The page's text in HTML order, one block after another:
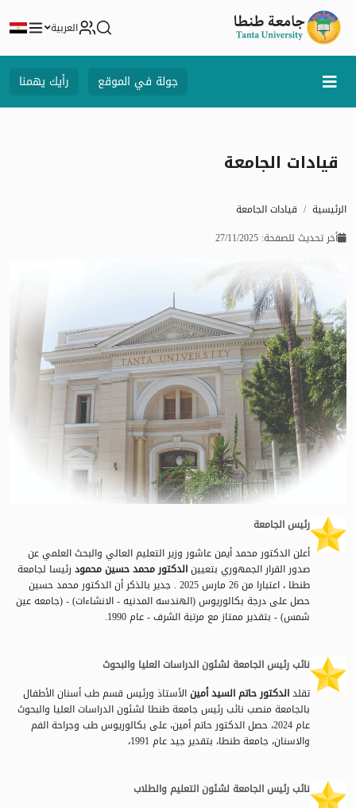
العربية
جولة في الموقع رأيك يهمنا
قيادات الجامعة
الرئيسية
قيادات الجامعة
أخر تحديث للصفحة: 27/11/2025
رئيس الجامعة
أعلن الدكتور محمد أيمن عاشور وزير التعليم العالي والبحث العلمي عن
صدور القرار الجمهوري بتعيينالدكتور محمد حسين محمود رئيسا لجامعة
طنطا ، اعتبارا من 26 مارس 2025 . جدير بالذكر أن الدكتور محمد حسين
حصل على درجة بكالوريوس (الهندسه المدنيه - الانشاءات) - (جامعه عين
شمس) - بتقدير ممتاز مع مرتبة الشرف - عام 1990.
نائب رئيس الجامعة لشئون الدراسات العليا والبحوث
‏‏تقلدالدكتور حاتم السيد أمينالأستاذ ورئيس قسم طب أسنان الأطفال
بالجامعة منصب نائب رئيس جامعة طنطا لشئون الدراسات العليا والبحوث
عام 2024، حصل الدكتور حاتم أمين، على بكالوريوس طب وجراحة الفم
والاسنان، جامعة طنطا، بتقدير جيد عام 1991،
نائب رئيس الجامعة لشئون التعليم والطلاب